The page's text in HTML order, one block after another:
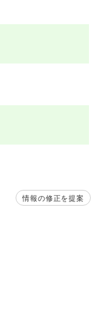
情報の修正を提案